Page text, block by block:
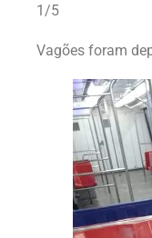
1/5
Vagões foram